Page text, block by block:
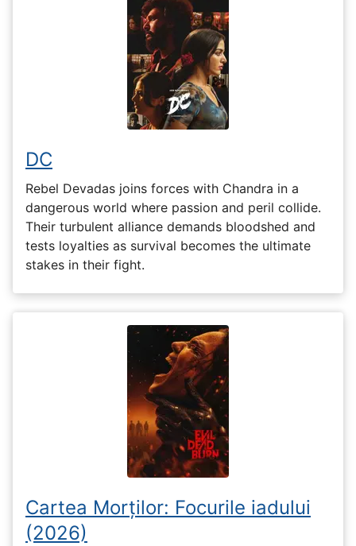
DC
Rebel Devadas joins forces with Chandra in a
dangerous world where passion and peril collide.
Their turbulent alliance demands bloodshed and
tests loyalties as survival becomes the ultimate
stakes in their fight.
Cartea Morților: Focurile iadului
(2026)